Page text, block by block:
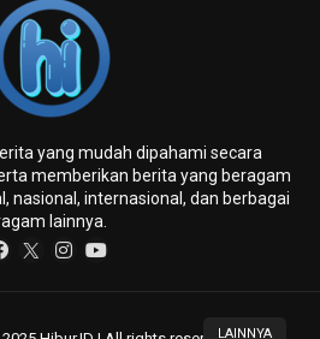
LAINNYA
yang mudah dipahami secara
memberikan berita yang beragam
nasional, internasional, dan berbagai
lainnya.